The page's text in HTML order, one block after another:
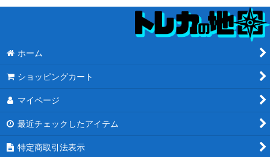
ホーム
ショッピングカート
マイページ
最近チェックしたアイテム
特定商取引法表示